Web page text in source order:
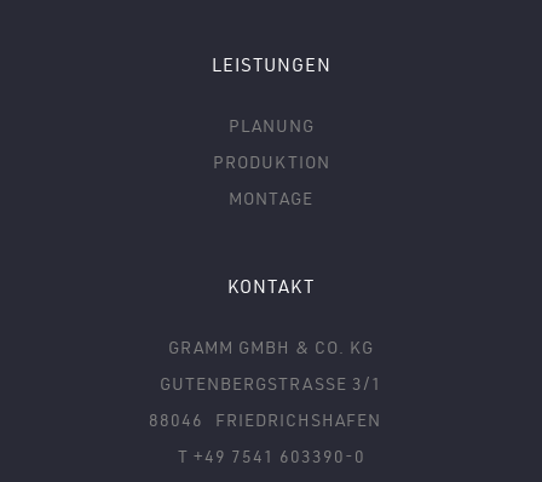
LEISTUNGEN
PLANUNG
PRODUKTION
MONTAGE
KONTAKT
GRAMM GMBH & CO. KG
GUTENBERGSTRASSE 3/1
88046
FRIEDRICHSHAFEN
T +49 7541 603390-0